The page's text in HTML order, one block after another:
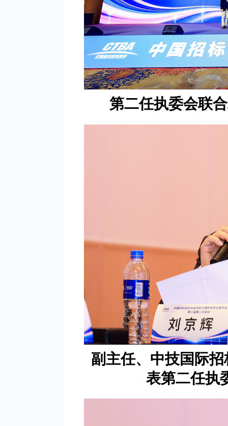
第二任执委会联
副主任、中技国际
表第二任执